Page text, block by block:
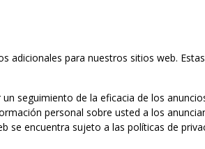
para nuestros sitios web.
seguimiento de la eficacia de los
personal sobre usted a los
se encuentra sujeto a las políticas de